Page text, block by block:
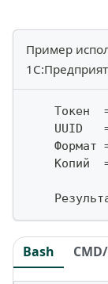
Пример
    Токен
    UUID
    Формат
    Копий
Bash